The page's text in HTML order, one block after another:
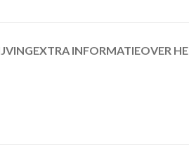
EXTRA INFORMATIEOVER